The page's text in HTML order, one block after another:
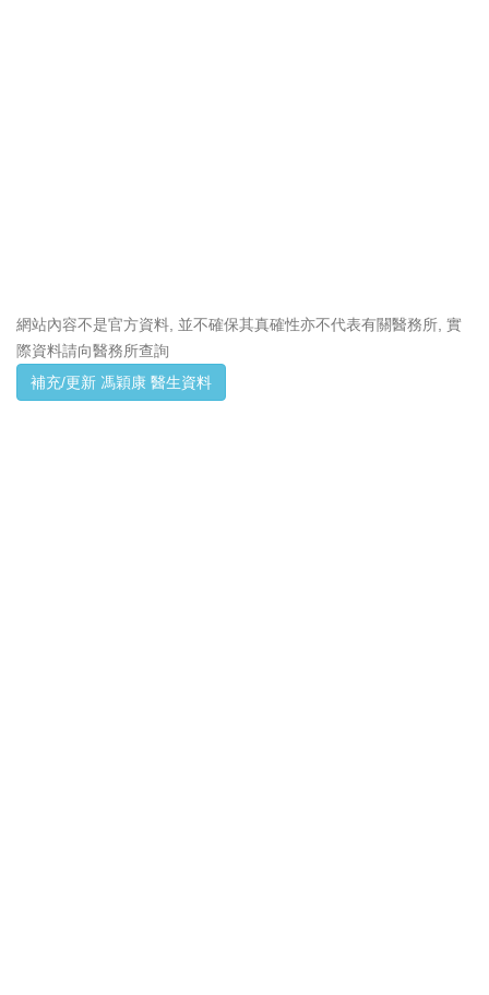
網站內容不是官方資料, 並不確保其真確性亦不代表有關醫務所, 實
際資料請向醫務所查詢
補充/更新 馮穎康 醫生資料